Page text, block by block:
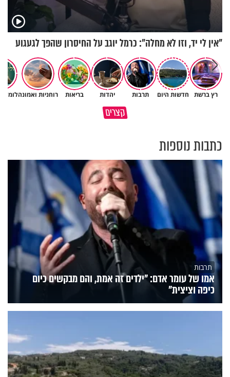
"אין לי יד, וזו לא מחלה": כרמל יוגב על החיסרון שהפך לגעגוע
רץ ברשת חדשות היום תרבות יהדות בריאות רוחניות ואמונה
קצרים
איך יתכן שעם ישראל הצליח
לשרוד במדבר ארבעים שנים?
״ זו הייתה ההחלטה הכי קשה
שלקחתי בחיים": לורה כהן
כתבות נוספות
תרבות
אמו של עומר אדם: "ילדים זה אמת, והם מבקשים כיום
כיפה וציצית"